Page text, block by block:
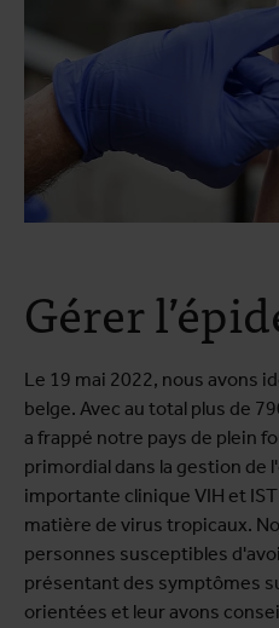
Gérer
Le 19 mai 2022, nous avons
belge. Avec au total plus de
a frappé notre pays de plein
primordial dans la gestion de
importante clinique VIH et
matière de virus tropicaux.
personnes susceptibles
présentant des symptômes
orientées et leur avons